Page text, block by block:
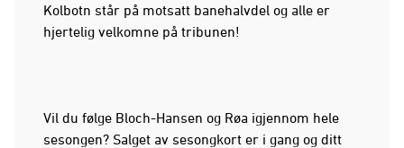
Kolbotn står på motsatt banehalvdel og alle er
hjertelig velkomne på tribunen!
Vil du følge Bloch-Hansen og Røa igjennom hele
sesongen? Salget av sesongkort er i gang og ditt